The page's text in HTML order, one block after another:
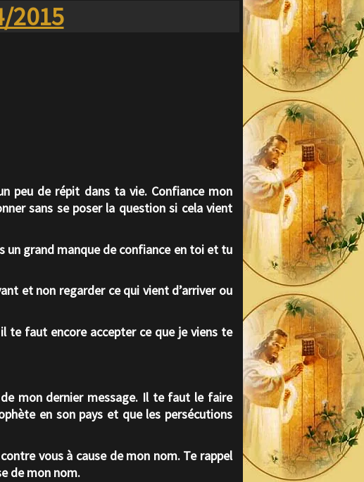
2015
peu de répit dans ta vie. Confiance mon
sans se poser la question si cela vient
un grand manque de confiance en toi et tu
et non regarder ce qui vient d’arriver ou
te faut encore accepter ce que je viens te
mon dernier message. Il te faut le faire
en son pays et que les persécutions
vous à cause de mon nom. Te rappel
de mon nom.